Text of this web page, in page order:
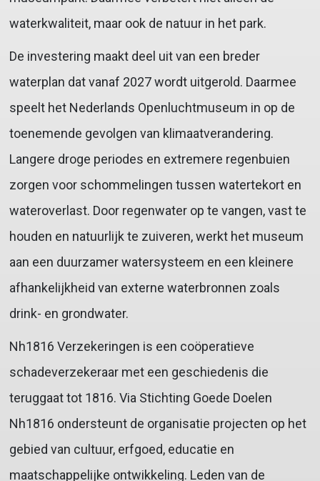
waterkwaliteit, maar ook de natuur in het park.
De investering maakt deel uit van een breder
waterplan dat vanaf 2027 wordt uitgerold. Daarmee
speelt het Nederlands Openluchtmuseum in op de
toenemende gevolgen van klimaatverandering.
Langere droge periodes en extremere regenbuien
zorgen voor schommelingen tussen watertekort en
wateroverlast. Door regenwater op te vangen, vast te
houden en natuurlijk te zuiveren, werkt het museum
aan een duurzamer watersysteem en een kleinere
afhankelijkheid van externe waterbronnen zoals
drink- en grondwater.
Nh1816 Verzekeringen is een coöperatieve
schadeverzekeraar met een geschiedenis die
teruggaat tot 1816. Via Stichting Goede Doelen
Nh1816 ondersteunt de organisatie projecten op het
gebied van cultuur, erfgoed, educatie en
maatschappelijke ontwikkeling. Leden van de